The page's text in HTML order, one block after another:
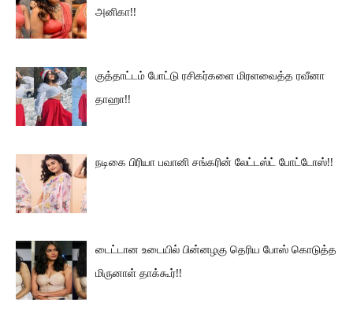
அனிகா!!
குத்தாட்டம் போட்டு ரசிகர்களை மிரளவைத்த ரவீனா
தாஹா!!
நடிகை பிரியா பவானி சங்கரின் லேட்டஸ்ட் போட்டோஸ்!!
டைட்டான உடையில் பின்னழகு தெரிய போஸ் கொடுத்த
மிருனாள் தாக்கூர்!!